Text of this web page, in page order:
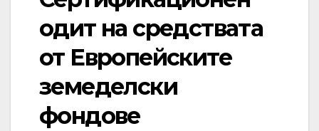
одит на средствата
от Европейските
земеделски
фондове